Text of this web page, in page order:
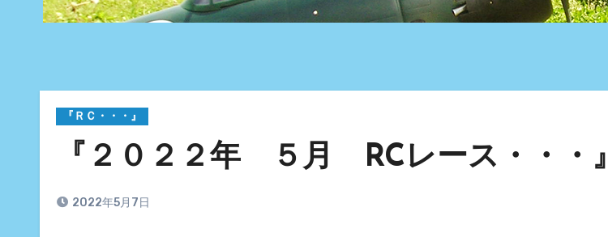
『ＲＣ・・・』
『２０２２年 ５月 RCレース・・・』
2022年5月7日